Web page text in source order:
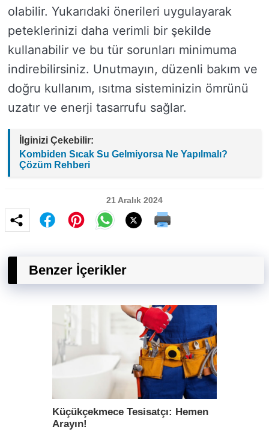
olabilir. Yukarıdaki önerileri uygulayarak
peteklerinizi daha verimli bir şekilde
kullanabilir ve bu tür sorunları minimuma
indirebilirsiniz. Unutmayın, düzenli bakım ve
doğru kullanım, ısıtma sisteminizin ömrünü
uzatır ve enerji tasarrufu sağlar.
İlginizi Çekebilir:
Kombiden Sıcak Su Gelmiyorsa Ne Yapılmalı?
Çözüm Rehberi
21 Aralık 2024
Benzer İçerikler
Küçükçekmece Tesisatçı: Hemen
Arayın!